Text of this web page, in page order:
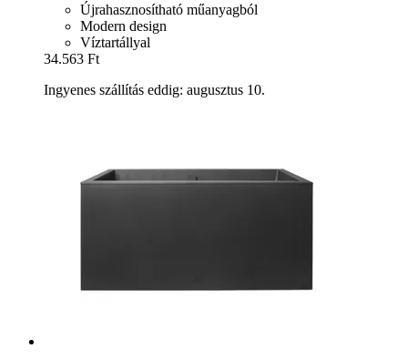
Újrahasznosítható műanyagból
Modern design
Víztartállyal
34.563 Ft
Ingyenes szállítás eddig: augusztus 10.